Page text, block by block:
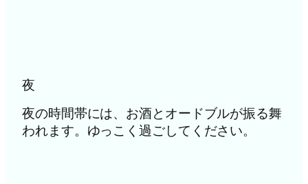
夜
夜の時間帯には、お酒とオードブルが振る舞
われます。ゆっこく過ごしてください。